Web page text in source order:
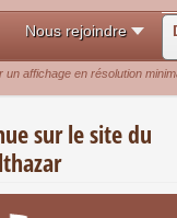
Nous rejoindre
un affichage en résolution
sur le site du